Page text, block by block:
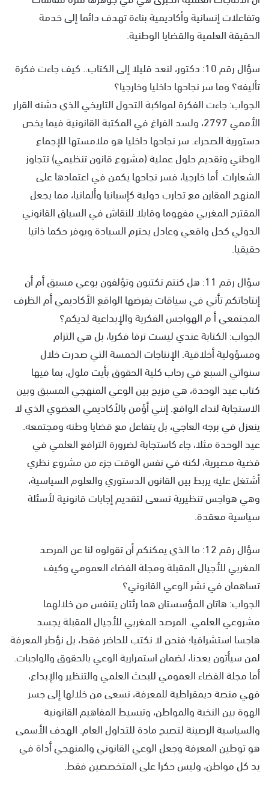
وتفاعلات إنسانية وأكاديمية بناءة تهدف دائما إلى خدمة
الحقيقة العلمية والقضايا الوطنية.
سؤال رقم 10: دكتور، لنعد قليلا إلى الكتاب.. كيف جاءت فكرة
تأليفه؟ وما سر نجاحها داخليا وخارجيا؟
الجواب: جاءت الفكرة لمواكبة التحول التاريخي الذي دشنه القرار
الأممي 2797، ولسد الفراغ في المكتبة القانونية فيما يخص
دستورية الصحراء. سر نجاحها داخليا هو ملامستها للإجماع
الوطني وتقديم حلول عملية (مشروع قانون تنظيمي) تتجاوز
الشعارات. أما خارجيا، فسر نجاحها يكمن في اعتمادها على
المنهج المقارن مع تجارب دولية كإسبانيا وألمانيا، مما يجعل
المقترح المغربي مفهوما وقابلا للنقاش في السياق القانوني
الدولي كحل واقعي وعادل يحترم السيادة ويوفر حكما ذاتيا
حقيقيا.
سؤال رقم 11: هل كنتم تكتبون وتؤلفون بوعي مسبق أم أن
إنتاجاتكم تأتي في سياقات يفرضها الواقع الأكاديمي أم الظرف
المجتمعي أ م الهواجس الفكرية والإبداعية لديكم؟
الجواب: الكتابة عندي ليست ترفا فكريا، بل هي التزام
ومسؤولية أخلاقية. الإنتاجات الخمسة التي صدرت خلال
سنواتي السبع في رحاب كلية الحقوق بأيت ملول، بما فيها
كتاب عيد الوحدة، هي مزيج بين الوعي المنهجي المسبق وبين
الاستجابة لنداء الواقع. إنني أؤمن بالأكاديمي العضوي الذي لا
ينعزل في برجه العاجي، بل يتفاعل مع قضايا وطنه ومجتمعه.
عيد الوحدة مثلا، جاء كاستجابة لضرورة الترافع العلمي في
قضية مصيرية، لكنه في نفس الوقت جزء من مشروع نظري
أشتغل عليه يربط بين القانون الدستوري والعلوم السياسية،
وهي هواجس تنظيرية تسعى لتقديم إجابات قانونية لأسئلة
سياسية معقدة.
سؤال رقم 12: ما الذي يمكنكم أن تقولوه لنا عن المرصد
المغربي للأجيال المقبلة ومجلة الفضاء العمومي وكيف
تساهمان في نشر الوعي القانوني؟
الجواب: هاتان المؤسستان هما رئتان يتنفس من خلالهما
مشروعي العلمي. المرصد المغربي للأجيال المقبلة يجسد
هاجسا استشرافيا؛ فنحن لا نكتب للحاضر فقط، بل نؤطر المعرفة
لمن سيأتون بعدنا، لضمان استمرارية الوعي بالحقوق والواجبات.
أما مجلة الفضاء العمومي للبحث العلمي والتنظير والإبداع،
فهي منصة ديمقراطية للمعرفة، نسعى من خلالها إلى جسر
الهوة بين النخبة والمواطن، وتبسيط المفاهيم القانونية
والسياسية الرصينة لتصبح مادة للتداول العام. الهدف الأسمى
هو توطين المعرفة وجعل الوعي القانوني والمنهجي أداة في
يد كل مواطن، وليس حكرا على المتخصصين فقط.